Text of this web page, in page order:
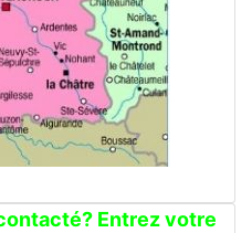
Entrez votre